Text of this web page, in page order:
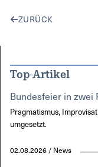
ZURÜCK
Top-Artikel
Bundesfeier in zwei
Pragmatismus,
umgesetzt.
02.08.2026 / News